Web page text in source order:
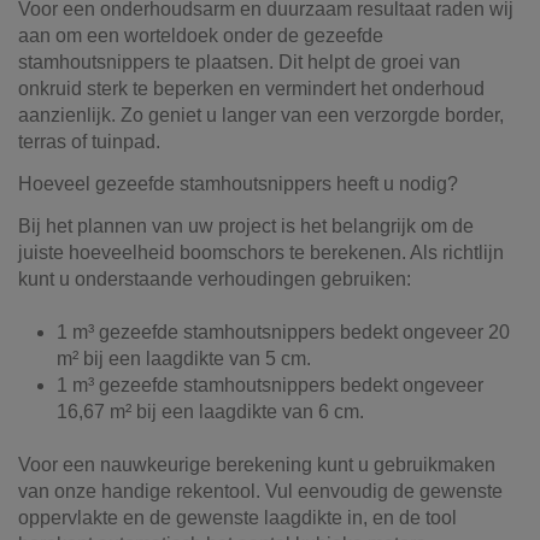
Voor een onderhoudsarm en duurzaam resultaat raden wij
aan om een worteldoek onder de gezeefde
stamhoutsnippers te plaatsen. Dit helpt de groei van
onkruid sterk te beperken en vermindert het onderhoud
aanzienlijk. Zo geniet u langer van een verzorgde border,
terras of tuinpad.
Hoeveel gezeefde stamhoutsnippers heeft u nodig?
Bij het plannen van uw project is het belangrijk om de
juiste hoeveelheid boomschors te berekenen. Als richtlijn
kunt u onderstaande verhoudingen gebruiken:
1 m³ gezeefde stamhoutsnippers bedekt ongeveer 20
m² bij een laagdikte van 5 cm.
1 m³ gezeefde stamhoutsnippers bedekt ongeveer
16,67 m² bij een laagdikte van 6 cm.
Voor een nauwkeurige berekening kunt u gebruikmaken
van onze handige rekentool. Vul eenvoudig de gewenste
oppervlakte en de gewenste laagdikte in, en de tool